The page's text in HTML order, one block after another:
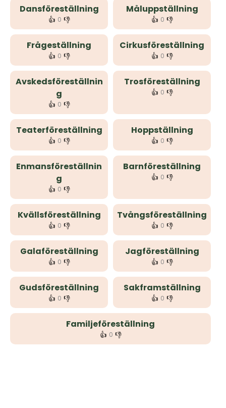
Dansföreställning
👍 0 👎
Måluppställning
👍 0 👎
Frågeställning
👍 0 👎
Cirkusföreställning
👍 0 👎
Avskedsföreställnin
g
👍 0 👎
Trosföreställning
👍 0 👎
Teaterföreställning
👍 0 👎
Hoppställning
👍 0 👎
Enmansföreställnin
g
👍 0 👎
Barnföreställning
👍 0 👎
Kvällsföreställning
👍 0 👎
Tvångsföreställning
👍 0 👎
Galaföreställning
👍 0 👎
Jagföreställning
👍 0 👎
Gudsföreställning
👍 0 👎
Sakframställning
👍 0 👎
Familjeföreställning
👍 0 👎